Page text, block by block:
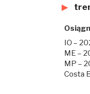
IO –
ME –
MP –
Costa